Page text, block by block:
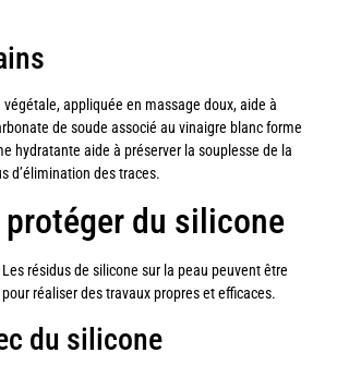
appliquée en massage doux, aide à
de soude associé au vinaigre blanc forme
hydratante aide à préserver la souplesse de la
d’élimination des traces.
du silicone
résidus de silicone sur la peau peuvent être
réaliser des travaux propres et efficaces.
du silicone